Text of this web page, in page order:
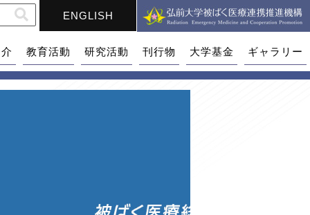
ENGLISH
教育活動 研究活動 刊行物 大学基金 ギャラリー